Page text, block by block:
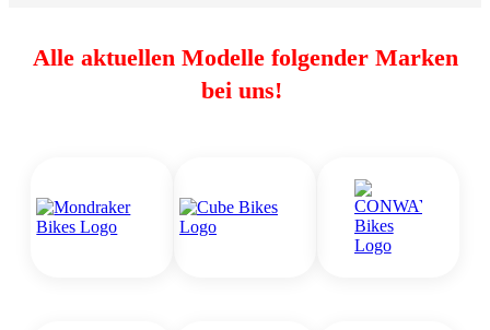
Alle aktuellen Modelle folgender Marken
bei uns!